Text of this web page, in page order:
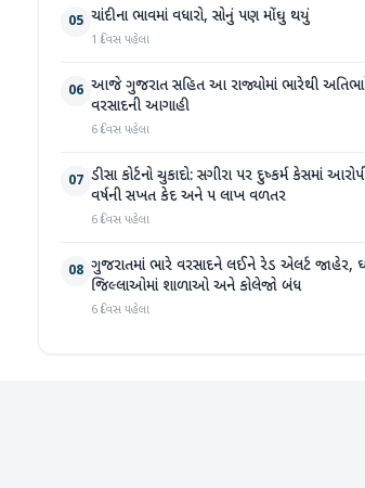
05 ચાંદીના ભાવમાં વધારો, સોનું પણ મોંઘુ થયું
1 દિવસ પહેલા
06 આજે ગુજરાત સહિત આ રાજ્યોમાં ભારેથી
વરસાદની આગાહી
6 દિવસ પહેલા
07 ડીસા કોર્ટનો ચુકાદો: સગીરા પર દુષ્કર્મ કેસમાં
વર્ષની સખત કેદ અને ૫ લાખ વળતર
6 દિવસ પહેલા
08 ગુજરાતમાં ભારે વરસાદને લઈને રેડ એલર્ટ જાહેર,
જિલ્લાઓમાં શાળાઓ અને કોલેજો બંધ
6 દિવસ પહેલા